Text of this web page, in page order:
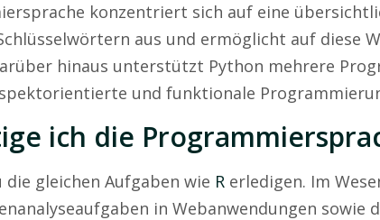
konzentriert sich auf eine
aus und ermöglicht auf diese
hinaus unterstützt Python mehrere
und funktionale
ich die
die gleichen Aufgaben wie R erledigen. Im
in Webanwendungen sowie